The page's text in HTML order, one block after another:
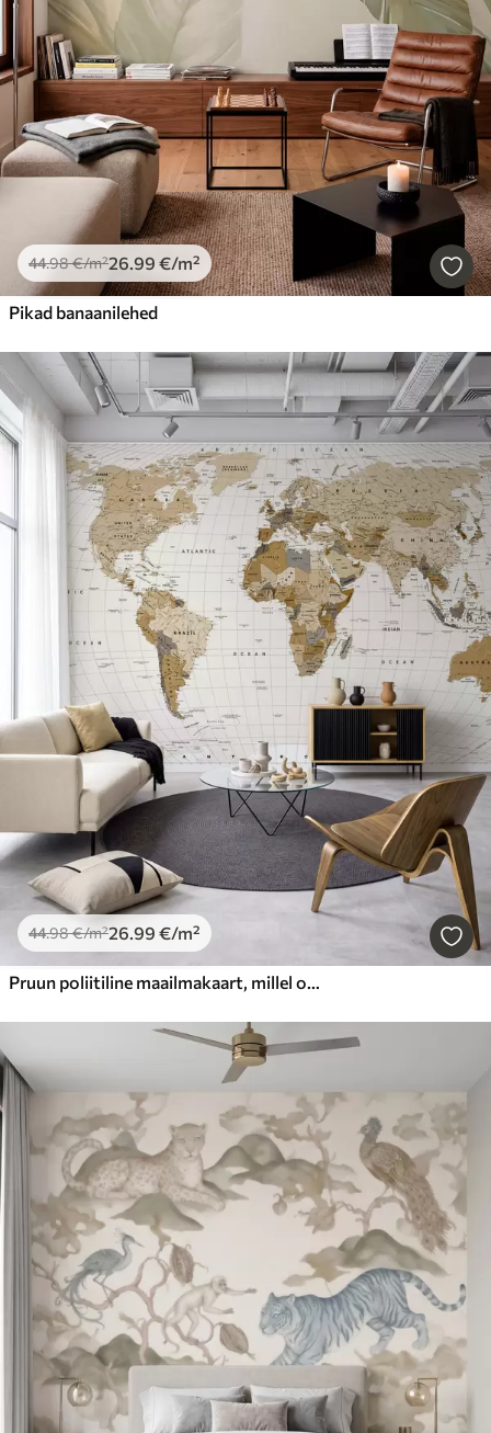
44.98€/m²26.99 €/m²
Pikad banaanilehed
44.98€/m²26.99 €/m²
Pruun poliitiline maailmakaart, millel on lipud ja ingliskeelsed nimetused